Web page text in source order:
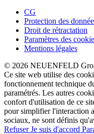
CG
Protection des
Droit de rétractation
Paramètres des
Mentions légales
© 2026 NEUENFELD
Ce site web utilise des
fonctionnement technique
paramétrés. Les autres
confort d'utilisation de ce
pour simplifier l'interaction
sociaux, ne sont définis
RefuserJe suis d'accord